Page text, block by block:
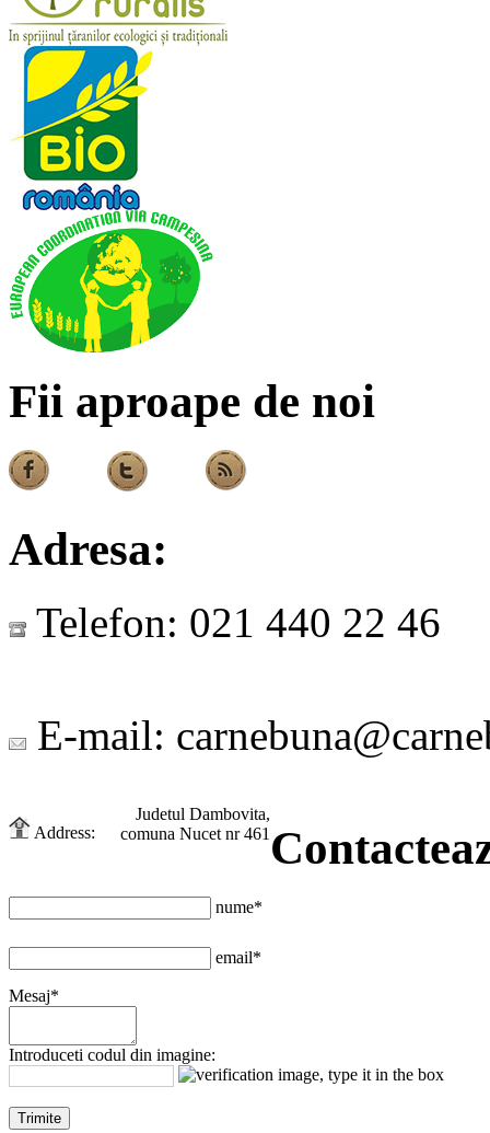
Fii aproape de noi
Adresa:
Telefon: 021 440 22 46
E-mail:
Address:
Judetul Dambovita,
comuna Nucet nr 461
nume*
email*
Mesaj*
Introduceti codul din imagine: